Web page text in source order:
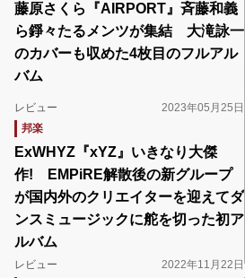
藤原さくら『AIRPORT』斉藤和義
ら錚々たるメンツが集結 大滝詠一
のカバーも収めた4枚目のフルアル
バム
レビュー
2023年05月25日
邦楽
ExWHYZ『xYZ』いきなり大傑
作! EMPiRE解散後の新グループ
が国内外のクリエイターを迎えてダ
ンスミュージックに舵を切った初ア
ルバム
レビュー
2022年11月22日